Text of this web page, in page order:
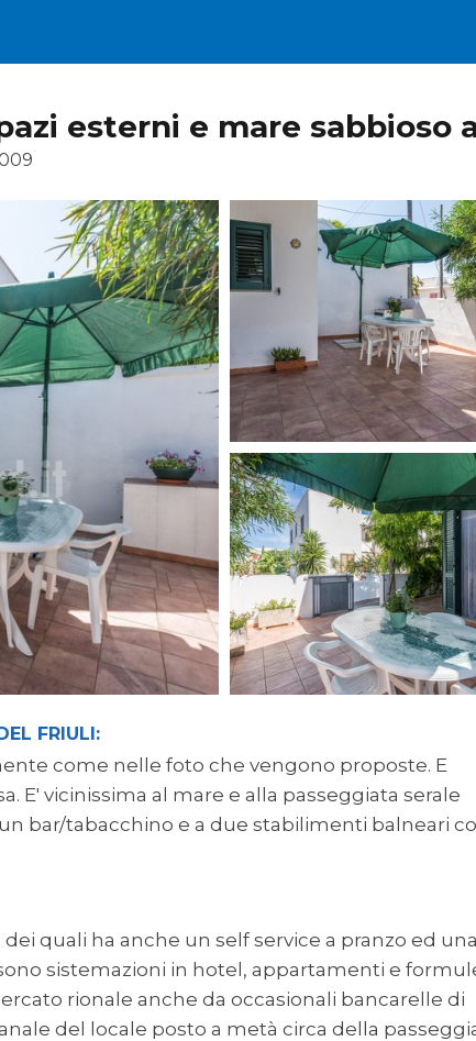
esterni e mare sabbioso
FRIULI:
come nelle foto che vengono proposte. E
E' vicinissima al mare e alla passeggiata serale
bar/tabacchino e a due stabilimenti balneari
quali ha anche un self service a pranzo ed una
sistemazioni in hotel, appartamenti e
rionale anche da occasionali bancarelle di
del locale posto a metà circa della